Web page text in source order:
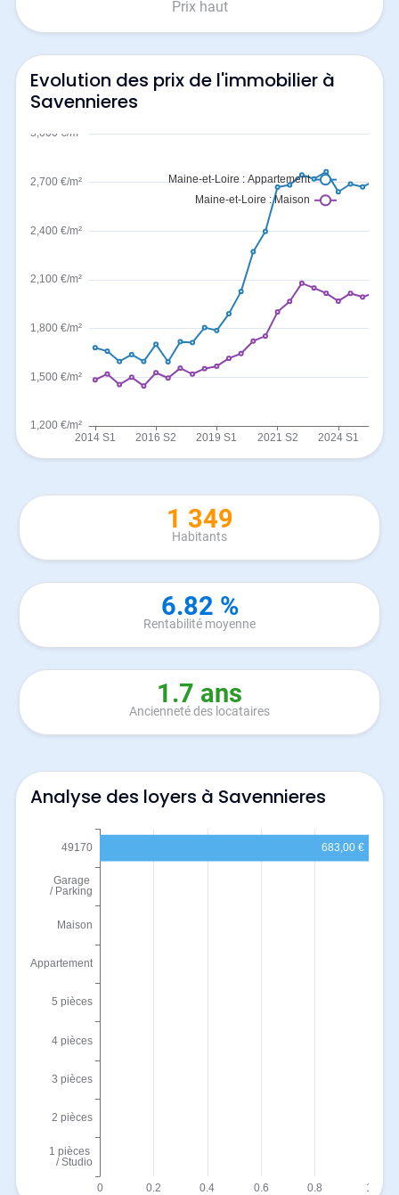
Prix haut
Evolution des prix de l'immobilier à
Savennieres
1 349
Habitants
6.82 %
Rentabilité moyenne
1.7 ans
Ancienneté des locataires
Analyse des loyers à Savennieres